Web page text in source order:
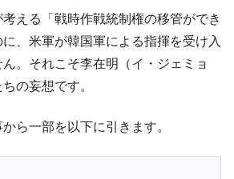
激突案件】韓国消費者院が『クーパ
万ウォンを認定 ⇒ 総額3兆7,000億
猛暑。南東部では干ばつ
イージス搭載の次世代駆逐艦
本円】ウォン安が急進！ 日米の協調
える「戦時作戦統制権の移管ができ
、米軍が韓国軍による指揮を受け入
。それこそ李在明（イ・ジェミョ
の妄想です。
ら一部を以下に引きます。